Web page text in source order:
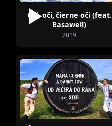
Oči, oči, čierne oči (feat.
Basawell)
2019